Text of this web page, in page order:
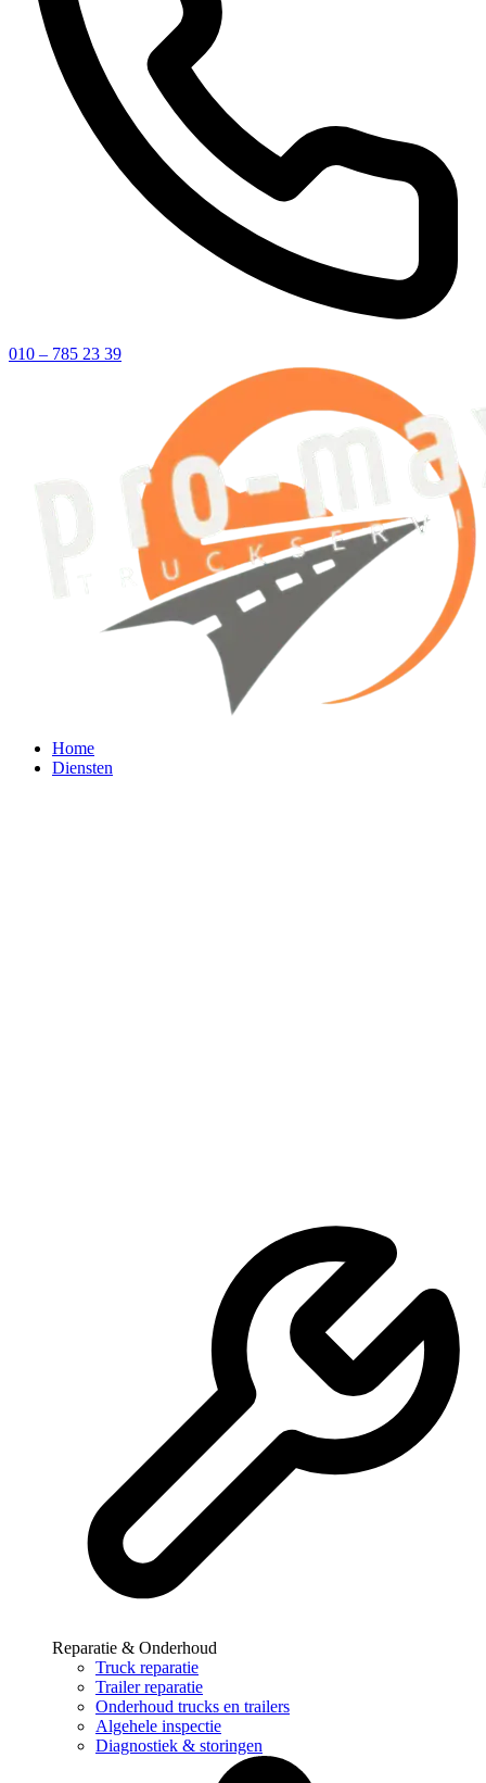
010 – 785 23 39
Home
Diensten
Reparatie & Onderhoud
Truck reparatie
Trailer reparatie
Onderhoud trucks en trailers
Algehele inspectie
Diagnostiek & storingen